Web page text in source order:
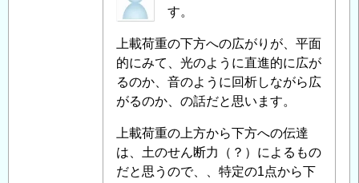
名
稿
者
に
よ
る
「
Re:
既
す。
上載荷重の下方への広がりが、平面
的にみて、光のように直進的に広が
るのか、音のように回析しながら広
がるのか、の話だと思います。
上載荷重の上方から下方への伝達
は、土のせん断力（？）によるもの
だと思うので、、特定の1点から下